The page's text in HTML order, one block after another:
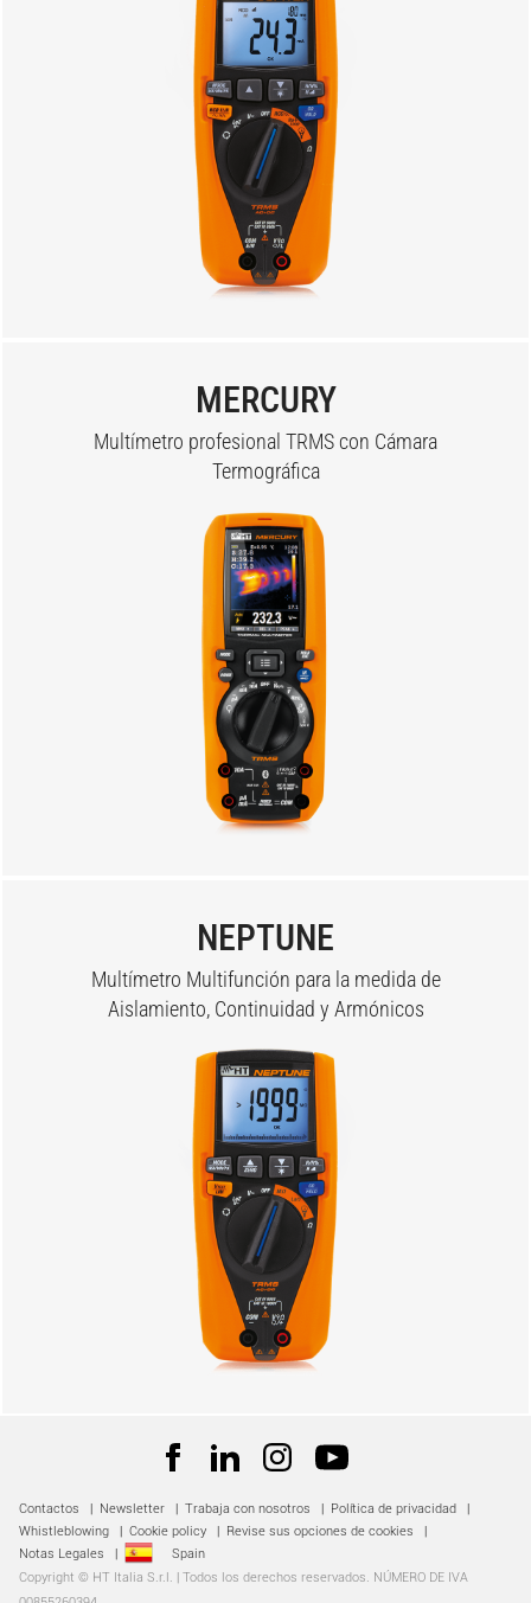
MERCURY
Multímetro profesional TRMS con Cámara
Termográfica
NEPTUNE
Multímetro Multifunción para la medida de
Aislamiento, Continuidad y Armónicos
Contactos | Newsletter | Trabaja con nosotros | Política de privacidad
|
Whistleblowing
| Cookie policy | Revise sus opciones de cookies
|
Notas Legales
|
Spain
Copyright © HT Italia S.r.l. | Todos los derechos reservados. NÚMERO DE IVA